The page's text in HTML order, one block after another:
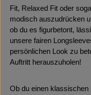
Fit, Relaxed Fit oder
modisch auszudrücken
ob du es figurbetont,
unsere fairen
persönlichen Look zu
Auftritt herauszuholen!
Ob du einen klassischen